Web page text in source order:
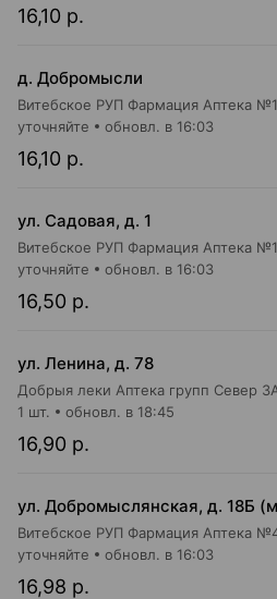
16,10 р.
д. Добромысли
Витебское РУП Фармация Аптека
16,10 р.
уточняйте обновл. в 16:03
ул. Садовая, д. 1
Витебское РУП Фармация Аптека
16,50 р.
уточняйте обновл. в 16:03
ул. Ленина, д. 78
16,90 р.
1 шт. обновл. в 18:45
ул. Добромыслянская, д. 18Б
Витебское РУП Фармация Аптека
16,98 р.
уточняйте обновл. в 16:03